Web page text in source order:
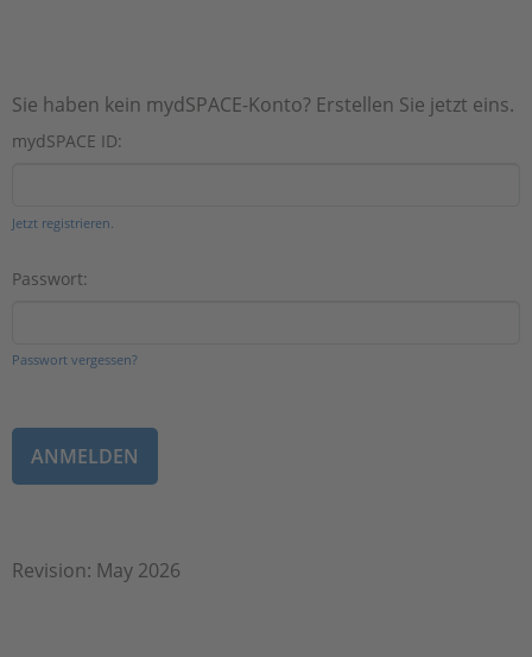
Sie haben kein mydSPACE-Konto? Erstellen Sie jetzt eins.
mydSPACE ID:
Jetzt registrieren.
Passwort:
Passwort vergessen?
Revision: May 2026